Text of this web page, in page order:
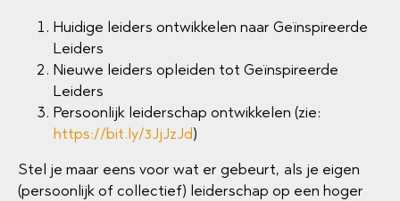
Huidige leiders ontwikkelen naar Geïnspireerde
Leiders
Nieuwe leiders opleiden tot Geïnspireerde
Leiders
Persoonlijk leiderschap ontwikkelen (zie:
https://bit.ly/3JjJzJd)
Stel je maar eens voor wat er gebeurt, als je eigen
(persoonlijk of collectief) leiderschap op een hoger